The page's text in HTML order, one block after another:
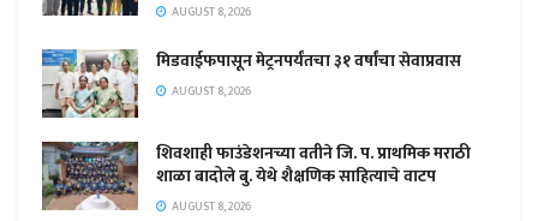
AUGUST 8, 2026
मिडवाईफपासून मेट्रनपर्यंतचा ३१ वर्षांचा सेवाप्रवास
AUGUST 8, 2026
शिवशाही फाउंडेशनच्या वतीने जि. प. प्राथमिक मराठी
शाळा बादोले बु. येथे शैक्षणिक साहित्याचे वाटप
AUGUST 8, 2026